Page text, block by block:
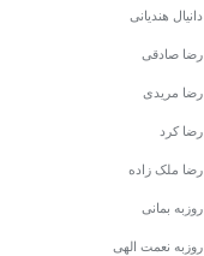
دانیال هندیانی
رضا صادقی
رضا مریدی
رضا کرد
رضا ملک زاده
روزبه بمانی
روزبه نعمت الهی